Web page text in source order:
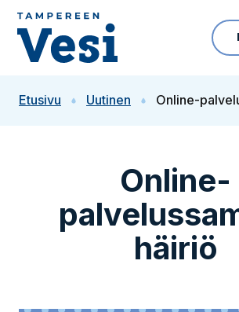
Siirry sisältöön
Etusivu Uutinen Online-
Online-
häiriö